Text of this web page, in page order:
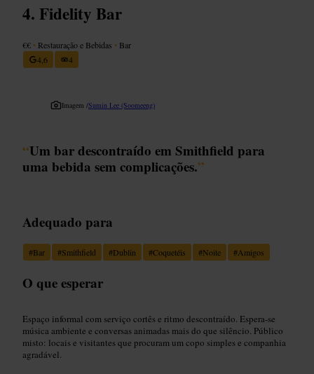
Fidelity Bar
€€ • Restauração e Bebidas • Bar
4,6
4
Imagem /Sumin Lee (Soomeeng)
“Um bar descontraído em Smithfield para
uma bebida sem complicações.”
Adequado para
#Bar #Smithfield #Dublin #Coquetéis #Noite #Amigos
O que esperar
Espaço informal com serviço cortês e ritmo descontraído. Espera-se
música ambiente e conversas animadas mais do que silêncio. Público
misto: locais e visitantes que procuram um copo simples e companhia
agradável.